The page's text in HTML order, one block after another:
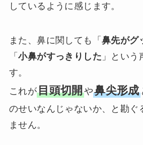
しているように感じます。
また、鼻に関しても「 鼻先がグ
「小鼻がすっきりした 」という
す。
これが目頭切開や鼻尖形成
のせいなんじゃないか、と勘ぐ
ません。